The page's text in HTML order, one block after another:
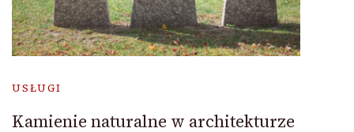
USŁUGI
Kamienie naturalne w architekturze